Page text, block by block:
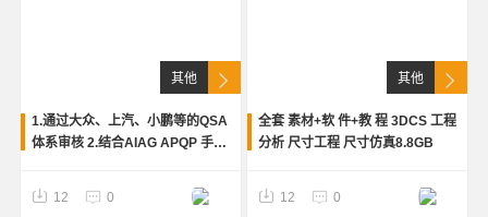
其他
1.通过大众、上汽、小鹏等的QSA
体系审核 2.结合AIAG APQP 手
行整合编制（优化）。 3.标准化模
板
12 0
其他
全套 素材+软 件+教 程 3DCS 工程
分析 尺寸工程 尺寸仿真8.8GB
12 0